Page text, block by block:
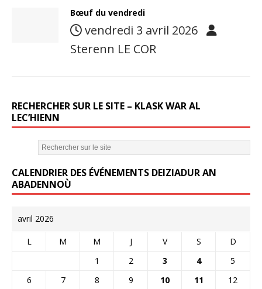
Bœuf du vendredi
vendredi 3 avril 2026
Sterenn LE COR
RECHERCHER SUR LE SITE – KLASK WAR AL
LEC’HIENN
CALENDRIER DES ÉVÉNEMENTS DEIZIADUR AN
ABADENNOÙ
avril 2026
L M M J V S
D
1
2 3 4
5
6
7 8 9 10 11
12